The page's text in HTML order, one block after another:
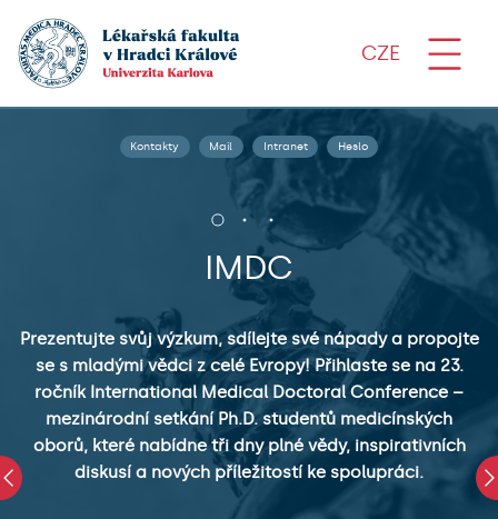
CZE
Kontakty Mail Intranet Heslo
IMDC
Prezentujte svůj výzkum, sdílejte své nápady a propojte
se s mladými vědci z celé Evropy! Přihlaste se na 23.
ročník International Medical Doctoral Conference –
mezinárodní setkání Ph.D. studentů medicínských
oborů, které nabídne tři dny plné vědy, inspirativních
diskusí a nových příležitostí ke spolupráci.